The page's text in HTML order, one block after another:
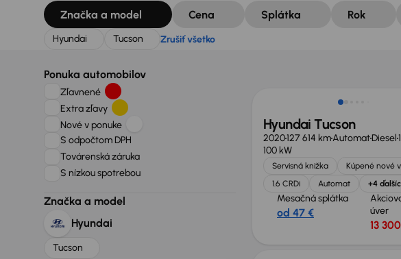
Značka a model Cena Splátka Rok
Hyundai Tucson Zrušiť všetko
Ponuka automobilov
Zľavnené
Extra zľavy
Nové v ponuke
S odpočtom DPH
Továrenská záruka
S nízkou spotrebou
Značka a model
Hyundai
Tucson
Hyundai Tucson
2020127 614 kmAutomatDiesel
100 kW
Servisná knižka
Kúpené nové v
1.6 CRDi
Automat +4
Mesačná splátka
od 47 €
úver
13